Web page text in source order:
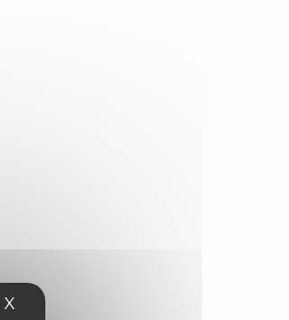
X Masquer le bandeau des cookies